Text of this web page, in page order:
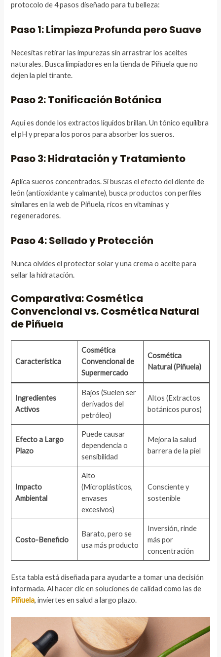
protocolo de 4 pasos diseñado para tu belleza:
Paso 1: Limpieza Profunda pero Suave
Necesitas retirar las impurezas sin arrastrar los aceites
naturales. Busca limpiadores en la tienda de Piñuela que no
dejen la piel tirante.
Paso 2: Tonificación Botánica
Aquí es donde los extractos líquidos brillan. Un tónico equilibra
el pH y prepara los poros para absorber los sueros.
Paso 3: Hidratación y Tratamiento
Aplica sueros concentrados. Si buscas el efecto del diente de
león (antioxidante y calmante), busca productos con perfiles
similares en la web de Piñuela, ricos en vitaminas y
regeneradores.
Paso 4: Sellado y Protección
Nunca olvides el protector solar y una crema o aceite para
sellar la hidratación.
Comparativa: Cosmética
Convencional vs. Cosmética Natural
de Piñuela
Característica
Cosmética
Convencional de
Supermercado
Cosmética
Natural (Piñuela)
Ingredientes
Activos
Bajos (Suelen ser
derivados del
petróleo)
Altos (Extractos
botánicos puros)
Efecto a Largo
Plazo
Puede causar
dependencia o
sensibilidad
Mejora la salud
barrera de la piel
Impacto
Ambiental
Alto
(Microplásticos,
envases
excesivos)
Consciente y
sostenible
Costo-Beneficio
Barato, pero se
usa más producto
Inversión, rinde
más por
concentración
Esta tabla está diseñada para ayudarte a tomar una decisión
informada. Al hacer clic en soluciones de calidad como las de
Piñuela, inviertes en salud a largo plazo.